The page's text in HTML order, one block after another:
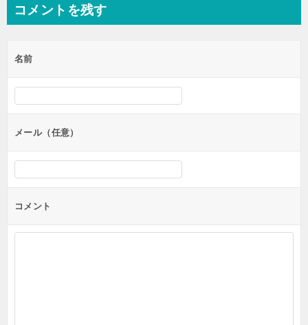
ビ
ー
コメントを残す
名前
メール（任意）
コメント